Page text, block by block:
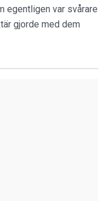
egentligen var svårare
gjorde med dem